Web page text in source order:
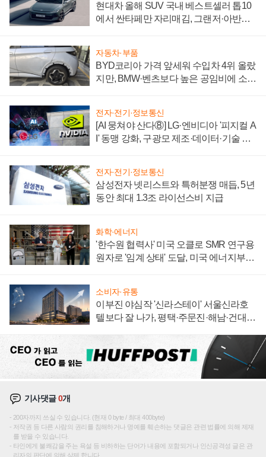
현대차 올해 SUV 국내 베스트셀러 톱10
에서 싼타페만 자리매김, 그랜저·아반떼
자동차·부품
BYD코리아 가격 앞세워 수입차 4위 올랐
지만, BMW·벤츠보다 높은 공임비에 소비
전자·전기·정보통신
[AI 뭉쳐야 산다⑧] LG·엔비디아 '피지컬 A
I' 동맹 강화, 구광모 제조·데이터·기술 결
전자·전기·정보통신
삼성전자 넷리스트와 특허분쟁 매듭, 5년
동안 최대 1.3조 라이선스비 지급
화학·에너지
'한수원 협력사' 미국 오클로 SMR 연구용
원자로 '임계 상태' 도달, 미국 에너지부
소비자·유통
이부진 야심작 '신라스테이' 서울신라호
텔보다 잘 나가, 평택·주문진·해남·건대로
기사댓글0개
200자까지 쓰실 수 있습니다. (현재 0 byte / 최대 400byte)
저작권 등 다른 사람의 권리를 침해하거나 명예를 훼손하는 댓글은 관련 법률에 의해 제재
를 받을 수 있습니다.
타인에게 불쾌감을 주는 욕설 등 비하하는 단어가 내용에 포함되거나 인신공격성 글은 관
리자의 판단에 의해 삭제 합니다.